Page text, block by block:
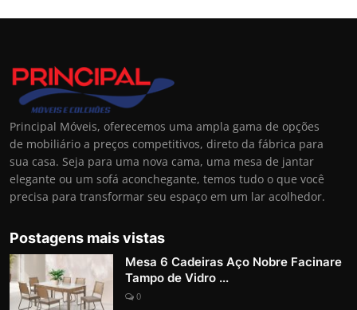
Principal Móveis, oferecemos uma ampla gama de opções
de mobiliário a preços competitivos, direto da fábrica para
sua casa. Seja para uma nova cama, uma mesa de jantar
elegante ou um sofá aconchegante, temos tudo o que você
precisa para transformar seu espaço em um lar acolhedor.
Postagens mais vistas
Mesa 6 Cadeiras Aço Nobre Facinare
Tampo de Vidro ...
0